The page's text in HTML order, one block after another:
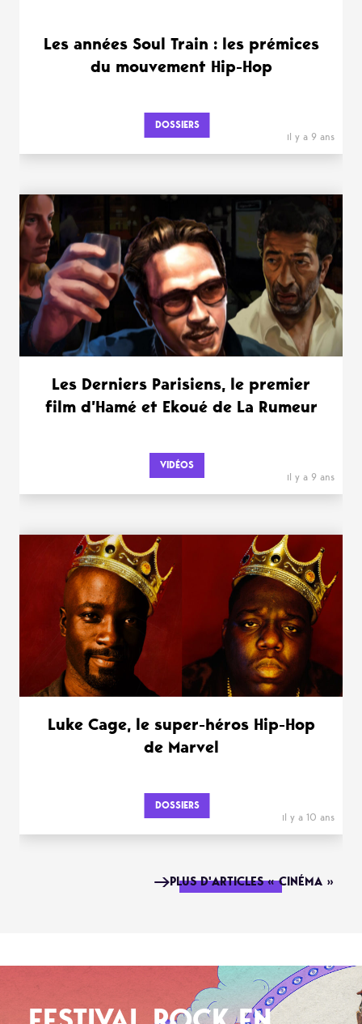
Les années Soul Train : les prémices
du mouvement Hip-Hop
DOSSIERS
il y a 9 ans
Les Derniers Parisiens, le premier
film d’Hamé et Ekoué de La Rumeur
VIDÉOS
il y a 9 ans
Luke Cage, le super-héros Hip-Hop
de Marvel
DOSSIERS
il y a 10 ans
PLUS D'ARTICLES « CINÉMA »